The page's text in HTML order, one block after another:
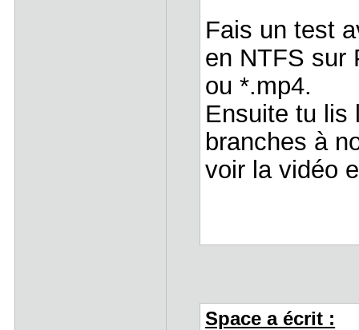
Fais un test
en NTFS sur
ou *.mp4.
Ensuite tu lis
branches à
voir la vidéo
Space a écrit :